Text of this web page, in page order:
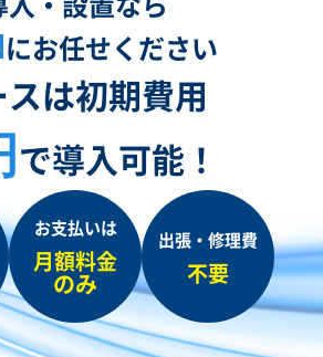
エアコンあれこれ
初めての方へ
エアコンブログ
よくあるご質問
現地調査・お見積り無料
にお任せください
スは初期費用
で導入可能！
お支払いは
月額料金
のみ
出張・修理費
不要